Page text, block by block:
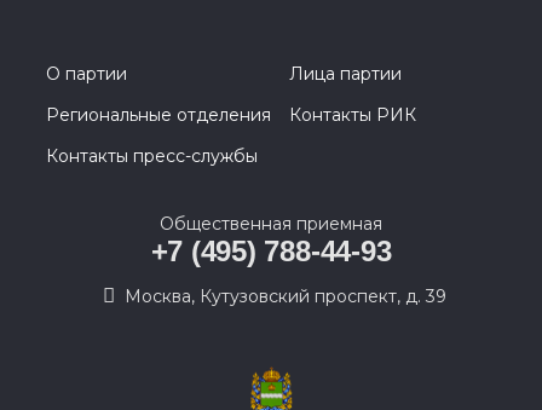
О партии
Лица партии
Региональные отделения
Контакты РИК
Контакты пресс-службы
Общественная приемная
+7 (495) 788-44-93
Москва, Кутузовский проспект, д. 39